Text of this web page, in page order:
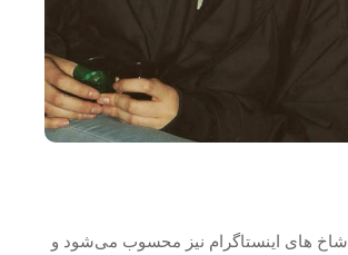
شاخ های اینستاگرام نیز محسوب می‌شود و